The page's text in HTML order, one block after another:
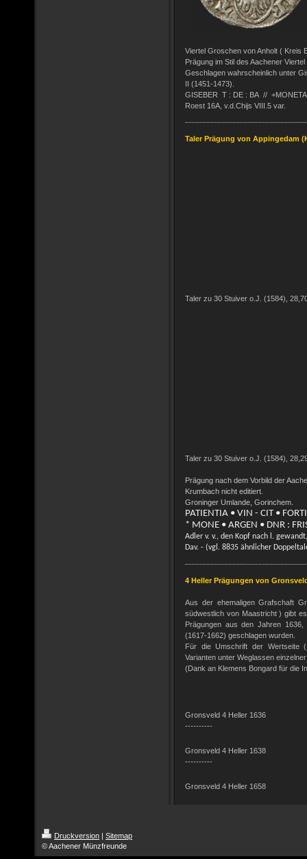
Viertel Groschen von Anholt ( Kreis
Prägung im Stil des Aachener
Geschlagen wahrscheinlich unter
II (1451-1473).
GISEBER T : DE : BA // +MONETA
Roest 16A, v.d.Chijs VIII.5 var.
Taler Prägung von Appingedam
Taler zu 30 Stuiver o.J. (1584),
Taler zu 30 Stuiver o.J. (1584),
Prägung nach dem Vorbild der
Krumbach nicht editiert.
Groninger Umlande, Gorinchem.
PATIENTIA • VIN - CIT •
* MONE • ARGEN • DNR :
Adler v. v., den Kopf nach l.
Dav. - (vgl. 8835 ähnlicher
4 Heller Prägungen von
Aus der ehemaligen Grafschaft
südwestlich von Maastricht ) gibt
Prägungen aus den Jahren
(1617-1662) geschlagen wurden.
Für die Umschrift der Wertseite
Varianten unter Weglassen
(Dank an Klemens Bongard für die
Gronsveld 4 Heller 1636
----------
Gronsveld 4 Heller 1638
----------
Gronsveld 4 Heller 1658
Druckversion | Sitemap
© Aachener Münzfreunde